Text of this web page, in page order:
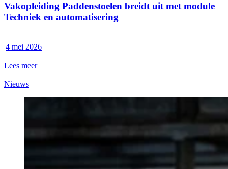
Vakopleiding Paddenstoelen breidt uit met module
Techniek en automatisering
4 mei 2026
Lees meer
Nieuws